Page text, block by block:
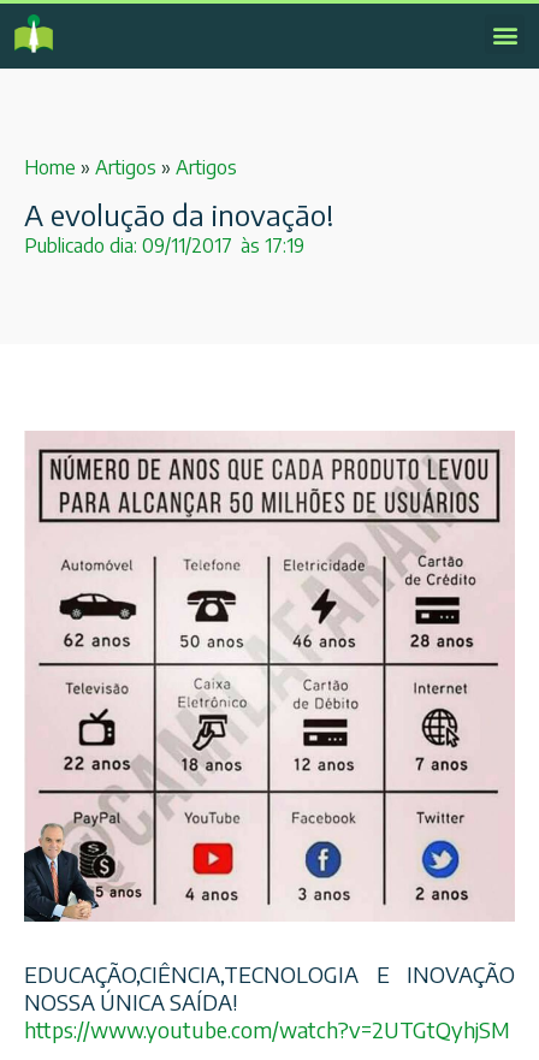
Home » Artigos » Artigos
A evolução da inovação!
Publicado dia: 09/11/2017 às 17:19
EDUCAÇÃO,CIÊNCIA,TECNOLOGIA E INOVAÇÃO
NOSSA ÚNICA SAÍDA!
https://www.youtube.com/watch?v=2UTGtQyhjSM